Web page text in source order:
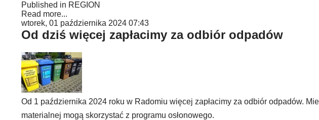
Published in REGION
Read more...
wtorek, 01 października 2024 07:43
Od dziś więcej zapłacimy za odbiór odpadów
Od 1 października 2024 roku w Radomiu więcej zapłacimy za odbiór odpadów.
materialnej mogą skorzystać z programu osłonowego.